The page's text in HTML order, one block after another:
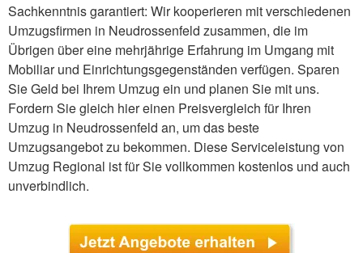
Sachkenntnis garantiert: Wir kooperieren mit verschiedenen
Umzugsfirmen in Neudrossenfeld zusammen, die im
Übrigen über eine mehrjährige Erfahrung im Umgang mit
Mobiliar und Einrichtungsgegenständen verfügen. Sparen
Sie Geld bei Ihrem Umzug ein und planen Sie mit uns.
Fordern Sie gleich hier einen Preisvergleich für Ihren
Umzug in Neudrossenfeld an, um das beste
Umzugsangebot zu bekommen. Diese Serviceleistung von
Umzug Regional ist für Sie vollkommen kostenlos und auch
unverbindlich.